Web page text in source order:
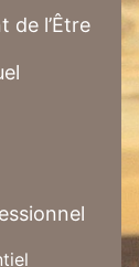
de l’Être